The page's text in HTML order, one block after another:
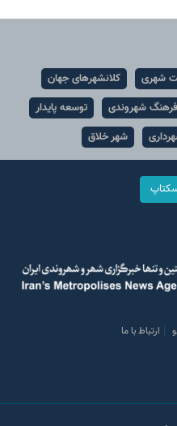
شهری
کلانشهرهای جهان
فرهنگ شهروندی
توسعه پایدار
شهر خلاق
ارتباط با ما